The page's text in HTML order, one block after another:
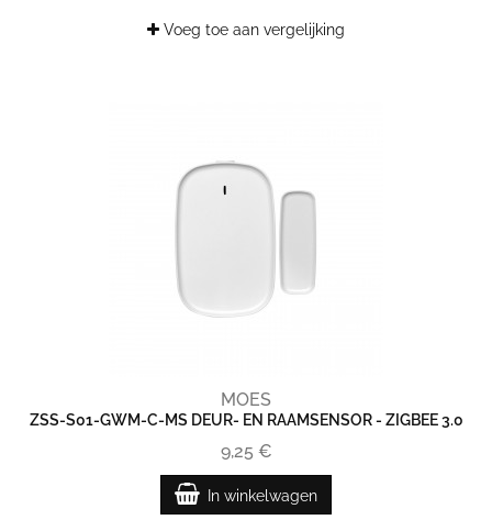
Voeg toe aan vergelijking
MOES
ZSS-S01-GWM-C-MS DEUR- EN RAAMSENSOR - ZIGBEE 3.0
9,25 €
In winkelwagen